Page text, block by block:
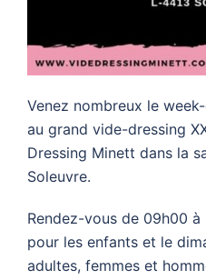
Venez nombreux le
au grand vide-dressing
Dressing Minett dans la
Soleuvre.
Rendez-vous de 09h00 à
pour les enfants et le
adultes, femmes et